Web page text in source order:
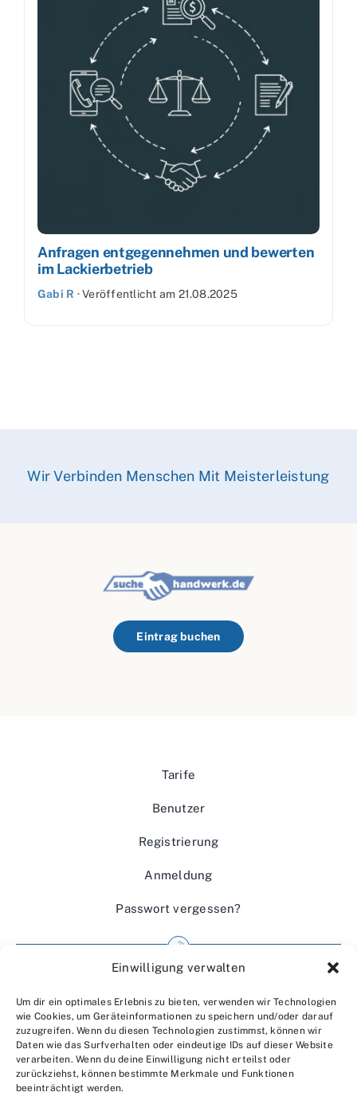
Einwilligung verwalten
Um dir ein optimales Erlebnis zu bieten, verwenden wir Technologien
wie Cookies, um Geräteinformationen zu speichern und/oder darauf
zuzugreifen. Wenn du diesen Technologien zustimmst, können wir
Daten wie das Surfverhalten oder eindeutige IDs auf dieser Website
verarbeiten. Wenn du deine Einwilligung nicht erteilst oder
zurückziehst, können bestimmte Merkmale und Funktionen
beeinträchtigt werden.
Anfragen entgegennehmen und bewerten
im Lackierbetrieb
Gabi R ·Veröffentlicht am 21.08.2025
Wir Verbinden Menschen Mit Meisterleistung
Eintrag buchen
Tarife
Benutzer
Registrierung
Anmeldung
Passwort vergessen?
Wir über uns
Kontakt
Datenschutzerklärung